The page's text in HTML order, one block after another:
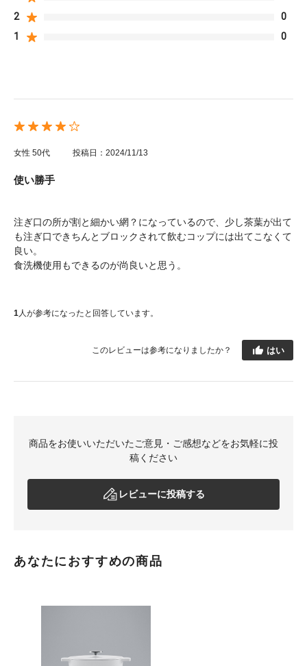
2
0
1
0
女性 50代 投稿日：2024/11/13
使い勝手
注ぎ口の所が割と細かい網？になっているので、少し茶葉が出て
も注ぎ口できちんとブロックされて飲むコップには出てこなくて
良い。
食洗機使用もできるのが尚良いと思う。
1人が参考になったと回答しています。
このレビューは参考になりましたか？ はい
商品をお使いいただいたご意見・ご感想などをお気軽に投
稿ください
レビューに投稿する
あなたにおすすめの商品